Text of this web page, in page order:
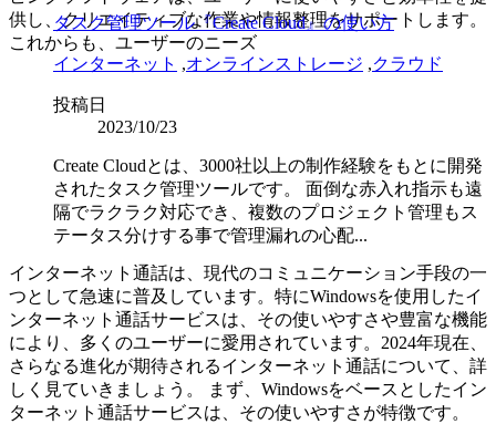
供し、クリエイティブな作業や情報整理をサポートします。
これからも、ユーザーのニーズ
インターネット通話は、現代のコミュニケーション手段の一
つとして急速に普及しています。特にWindowsを使用したイ
ンターネット通話サービスは、その使いやすさや豊富な機能
により、多くのユーザーに愛用されています。2024年現在、
さらなる進化が期待されるインターネット通話について、詳
しく見ていきましょう。 まず、Windowsをベースとしたイン
ターネット通話サービスは、その使いやすさが特徴です。
タスク管理ツール『Create Cloud』の使い方
インターネット ,オンラインストレージ ,クラウド
投稿日
2023/10/23
Create Cloudとは、3000社以上の制作経験をもとに開発
されたタスク管理ツールです。 面倒な赤入れ指示も遠
隔でラクラク対応でき、複数のプロジェクト管理もス
テータス分けする事で管理漏れの心配...